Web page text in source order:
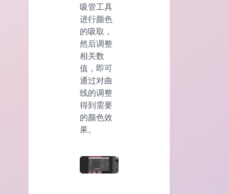
吸管工具
进行颜色
的吸取，
然后调整
相关数
值，即可
通过对曲
线的调整
得到需要
的颜色效
果。